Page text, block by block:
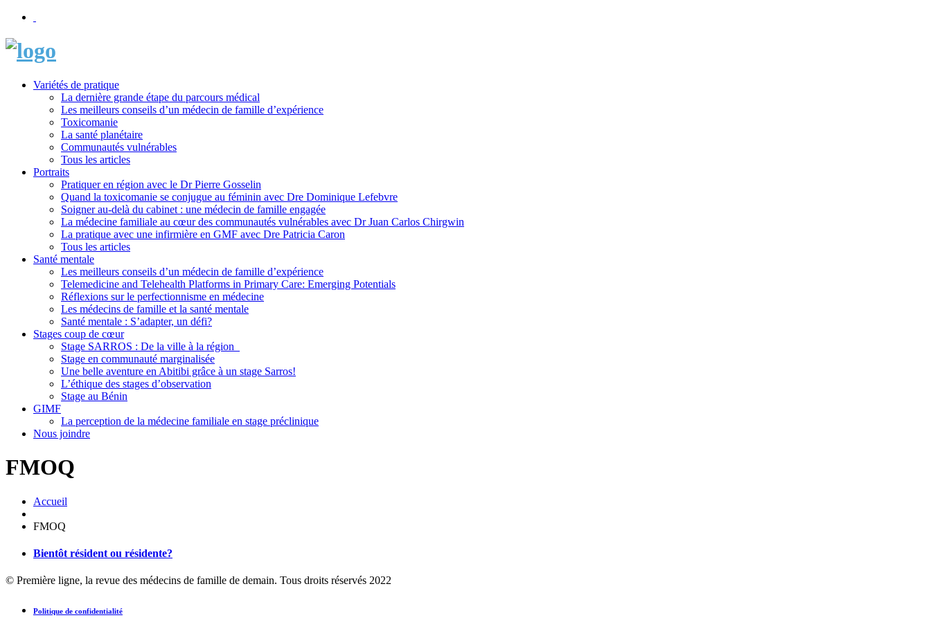
Variétés de pratique
La dernière grande étape du parcours médical
Les meilleurs conseils d’un médecin de famille d’expérience
Toxicomanie
La santé planétaire
Communautés vulnérables
Tous les articles
Portraits
Pratiquer en région avec le Dr Pierre Gosselin
Quand la toxicomanie se conjugue au féminin avec Dre Dominique Lefebvre
Soigner au-delà du cabinet : une médecin de famille engagée
La médecine familiale au cœur des communautés vulnérables avec Dr Juan Carlos Chirgwin
La pratique avec une infirmière en GMF avec Dre Patricia Caron
Tous les articles
Santé mentale
Les meilleurs conseils d’un médecin de famille d’expérience
Telemedicine and Telehealth Platforms in Primary Care: Emerging Potentials
Réflexions sur le perfectionnisme en médecine
Les médecins de famille et la santé mentale
Santé mentale : S’adapter, un défi?
Stages coup de cœur
Stage SARROS : De la ville à la région
Stage en communauté marginalisée
Une belle aventure en Abitibi grâce à un stage Sarros!
L’éthique des stages d’observation
Stage au Bénin
GIMF
La perception de la médecine familiale en stage préclinique
Nous joindre
FMOQ
Accueil
FMOQ
Bientôt résident ou résidente?
© Première ligne, la revue des médecins de famille de demain. Tous droits réservés 2022
Politique de confidentialité